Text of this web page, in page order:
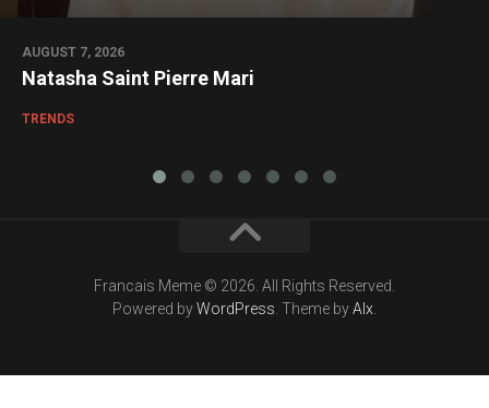
AUGUST 7, 2026
Natasha Saint Pierre Mari
TRENDS
Francais Meme © 2026. All Rights Reserved.
Powered byWordPress . Theme byAlx